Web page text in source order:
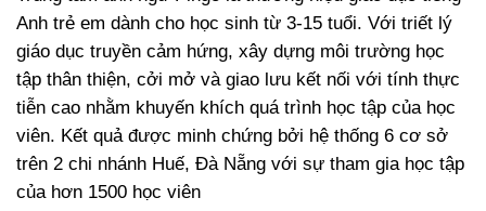
Anh trẻ em dành cho học sinh từ 3-15 tuổi. Với triết lý
giáo dục truyền cảm hứng, xây dựng môi trường học
tập thân thiện, cởi mở và giao lưu kết nối với tính thực
tiễn cao nhằm khuyến khích quá trình học tập của học
viên. Kết quả được minh chứng bởi hệ thống 6 cơ sở
trên 2 chi nhánh Huế, Đà Nẵng với sự tham gia học tập
của hơn 1500 học viên